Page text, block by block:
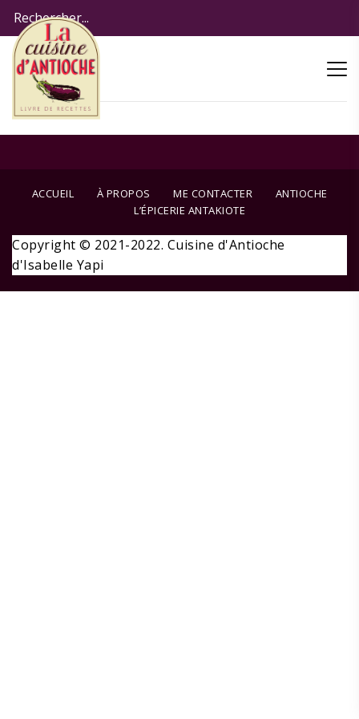
ACCUEIL À PROPOS ME CONTACTER
ANTIOCHE
L’ÉPICERIE ANTAKIOTE
Copyright © 2021-2022. Cuisine d'Antioche
d'Isabelle Yapi